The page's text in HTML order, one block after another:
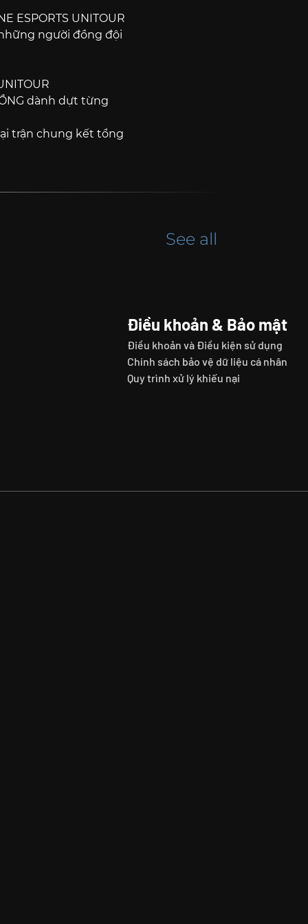
ESPORTS UNITOUR
người đồng đội
dành dựt từng
trận chung kết tổng
See all
Điều khoản & Bảo mật
Điều khoản và Điều kiện sử dụng
Chính sách bảo vệ dữ liệu cá nhân
Quy trình xử lý khiếu nại